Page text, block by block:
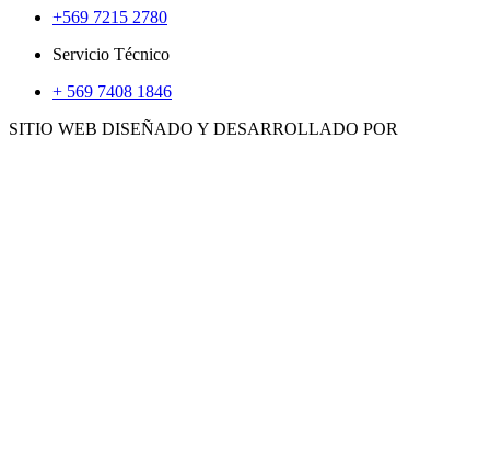
+569 7215 2780
Servicio Técnico
+ 569 7408 1846
SITIO WEB DISEÑADO Y DESARROLLADO POR